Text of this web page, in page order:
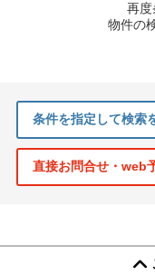
再度
物件の
条件を指定して検索
直接お問合せ・web